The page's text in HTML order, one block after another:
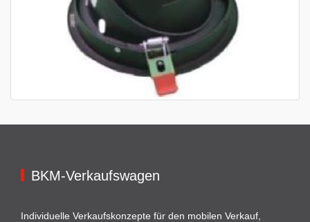
BKM-Verkaufswagen
Individuelle Verkaufskonzepte für den mobilen Verkauf,